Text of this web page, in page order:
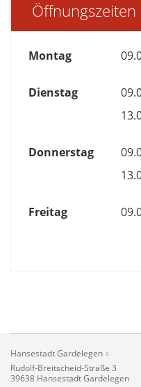
Öffnungszeiten
Montag
Dienstag
Donnerstag
Freitag
Hansestadt Gardelegen
Rudolf-Breitscheid-Straße 3
39638 Hansestadt Gardelegen